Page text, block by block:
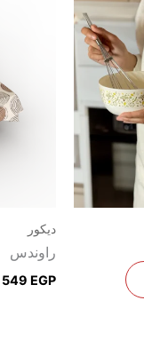
ديكور
راوندس
549 EGP